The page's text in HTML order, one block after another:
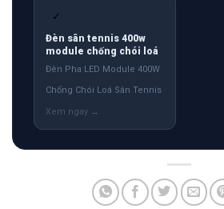
✓
Đèn sân tennis 400w
module chống chói loá
Đèn Pha LED Module 400W
Chống Chói Loá Sân Tennis